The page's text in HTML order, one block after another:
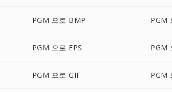
PGM 으로 BMP PGM
PGM 으로 EPS PGM
PGM 으로 GIF PGM